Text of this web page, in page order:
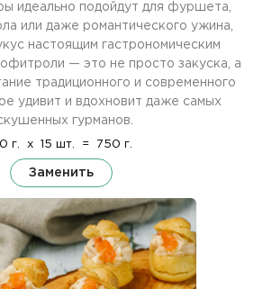
идеально подойдут для фуршета,
или даже романтического ужина,
настоящим гастрономическим
— это не просто закуска, а
традиционного и современного
удивит и вдохновит даже самых
гурманов.
г. x 15 шт. = 750 г.
Заменить